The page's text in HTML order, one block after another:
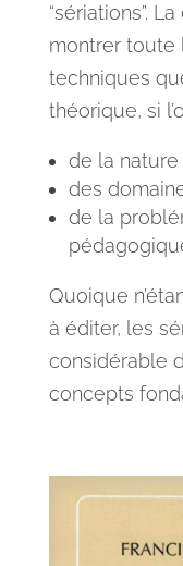
“sériations”.
montrer toute
techniques
théorique, si
de la
des
de la
Quoique
à éditer, les
considérable
concepts